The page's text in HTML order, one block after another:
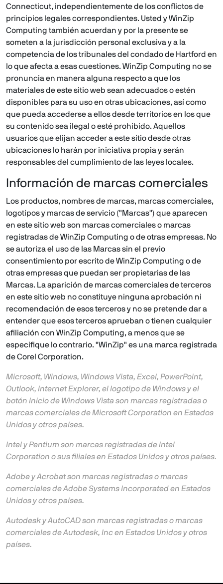
Connecticut, independientemente de los conflictos de
principios legales correspondientes. Usted y WinZip
Computing también acuerdan y por la presente se
someten a la jurisdicción personal exclusiva y a la
competencia de los tribunales del condado de Hartford en
lo que afecta a esas cuestiones. WinZip Computing no se
pronuncia en manera alguna respecto a que los
materiales de este sitio web sean adecuados o estén
disponibles para su uso en otras ubicaciones, así como
que pueda accederse a ellos desde territorios en los que
su contenido sea ilegal o esté prohibido. Aquellos
usuarios que elijan acceder a este sitio desde otras
ubicaciones lo harán por iniciativa propia y serán
responsables del cumplimiento de las leyes locales.
Información de marcas comerciales
Los productos, nombres de marcas, marcas comerciales,
logotipos y marcas de servicio ("Marcas") que aparecen
en este sitio web son marcas comerciales o marcas
registradas de WinZip Computing o de otras empresas. No
se autoriza el uso de las Marcas sin el previo
consentimiento por escrito de WinZip Computing o de
otras empresas que puedan ser propietarias de las
Marcas. La aparición de marcas comerciales de terceros
en este sitio web no constituye ninguna aprobación ni
recomendación de esos terceros y no se pretende dar a
entender que esos terceros aprueban o tienen cualquier
afiliación con WinZip Computing, a menos que se
especifique lo contrario. "WinZip" es una marca registrada
de Corel Corporation.
Microsoft, Windows, Windows Vista, Excel, PowerPoint,
Outlook, Internet Explorer, el logotipo de Windows y el
botón Inicio de Windows Vista son marcas registradas o
marcas comerciales de Microsoft Corporation en Estados
Unidos y otros países.
Intel y Pentium son marcas registradas de Intel
Corporation o sus filiales en Estados Unidos y otros países.
Adobe y Acrobat son marcas registradas o marcas
comerciales de Adobe Systems Incorporated en Estados
Unidos y otros países.
Autodesk y AutoCAD son marcas registradas o marcas
comerciales de Autodesk, Inc en Estados Unidos y otros
países.